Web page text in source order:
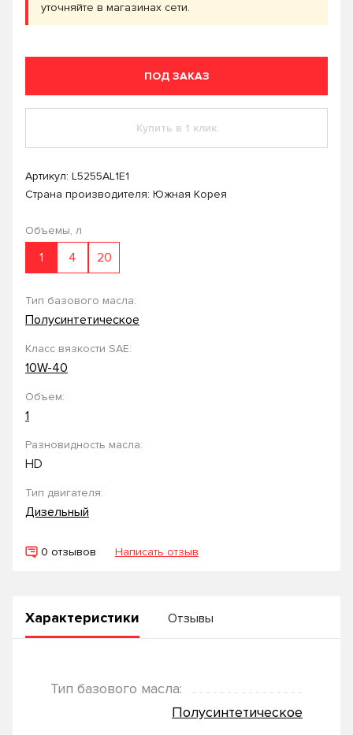
уточняйте в магазинах сети.
ПОД ЗАКАЗ
Купить в 1 клик
Артикул: L5255AL1E1
Страна производителя: Южная Корея
Объемы, л
1 4 20
Тип базового масла:
Полусинтетическое
Класс вязкости SAE:
10W-40
Объем:
1
Разновидность масла:
HD
Тип двигателя:
Дизельный
0 отзывов Написать отзыв
Характеристики Отзывы
Тип базового масла:
Полусинтетическое